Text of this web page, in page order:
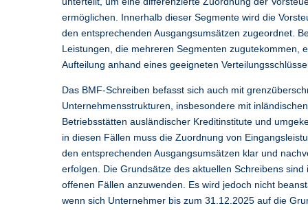
ermöglichen. Innerhalb dieser Segmente wird die
den entsprechenden Ausgangsumsätzen zugeordnet.
Leistungen, die mehreren Segmenten zugutekommen,
Aufteilung anhand eines geeigneten
Das BMF-Schreiben befasst sich auch mit
Unternehmensstrukturen, insbesondere mit inländischen
Betriebsstätten ausländischer Kreditinstitute und
in diesen Fällen muss die Zuordnung von
den entsprechenden Ausgangsumsätzen klar und
erfolgen. Die Grundsätze des aktuellen Schreibens sind
offenen Fällen anzuwenden. Es wird jedoch nicht
wenn sich Unternehmer bis zum 31.12.2025 auf die